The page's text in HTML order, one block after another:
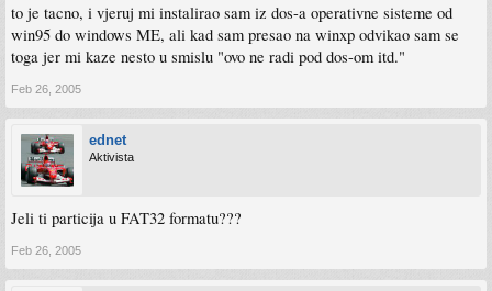
to je tacno, i vjeruj mi instalirao sam iz dos-a operativne sisteme od
win95 do windows ME, ali kad sam presao na winxp odvikao sam se
toga jer mi kaze nesto u smislu "ovo ne radi pod dos-om itd."
Feb 26, 2005
ednet
Aktivista
Jeli ti particija u FAT32 formatu???
Feb 26, 2005